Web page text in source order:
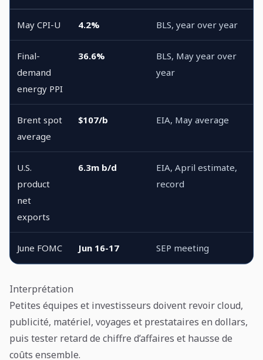
May CPI-U 4.2% BLS, year over year
Final-
demand
energy PPI
36.6%
BLS, May year over
year
Brent spot
average
$107/b EIA, May average
U.S.
product
net
exports
6.3m b/d
EIA, April estimate,
record
June FOMC Jun 16-17 SEP meeting
Interprétation
Petites équipes et investisseurs doivent revoir cloud,
publicité, matériel, voyages et prestataires en dollars,
puis tester retard de chiffre d’affaires et hausse de
coûts ensemble.